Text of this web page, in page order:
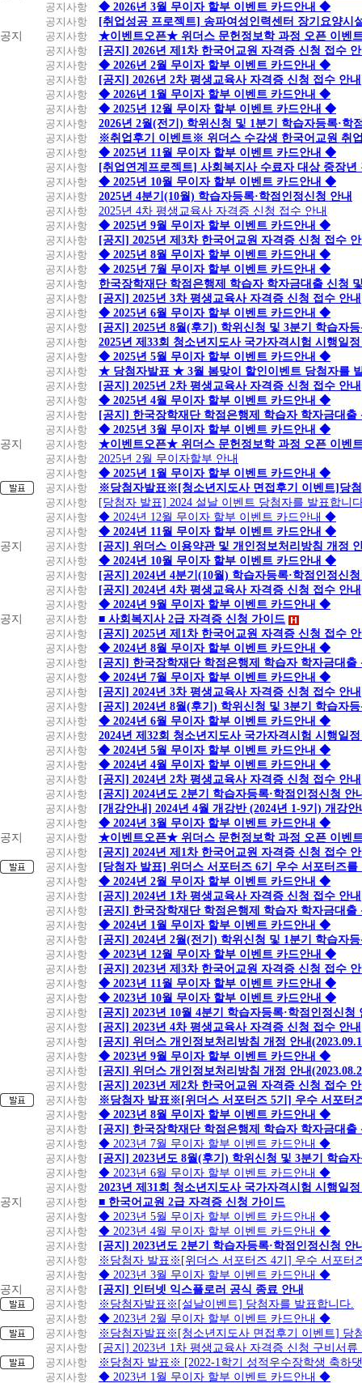
공지사항
◆ 2026년 3월 무이자 할부 이벤트 카드안내 ◆
공지사항
[취업성공 프로젝트] 송파여성인력센터 장기요양시
공지
공지사항
★이벤트오픈★ 위더스 문헌정보학 과정 오픈 이벤
공지사항
[공지] 2026년 제1차 한국어교원 자격증 신청 접수
공지사항
◆ 2026년 2월 무이자 할부 이벤트 카드안내 ◆
공지사항
[공지] 2026년 2차 평생교육사 자격증 신청 접수 안내
공지사항
◆ 2026년 1월 무이자 할부 이벤트 카드안내 ◆
공지사항
◆ 2025년 12월 무이자 할부 이벤트 카드안내 ◆
공지사항
2026년 2월(전기) 학위신청 및 1분기 학습자등록·학
공지사항
※취업후기 이벤트※ 위더스 수강생 한국어교원 취
공지사항
◆ 2025년 11월 무이자 할부 이벤트 카드안내 ◆
공지사항
[취업연계프로젝트] 사회복지사 수료자 대상 중장
공지사항
◆ 2025년 10월 무이자 할부 이벤트 카드안내 ◆
공지사항
2025년 4분기(10월) 학습자등록·학점인정신청 안내
공지사항
2025년 4차 평생교육사 자격증 신청 접수 안내
공지사항
◆ 2025년 9월 무이자 할부 이벤트 카드안내 ◆
공지사항
[공지] 2025년 제3차 한국어교원 자격증 신청 접수
공지사항
◆ 2025년 8월 무이자 할부 이벤트 카드안내 ◆
공지사항
◆ 2025년 7월 무이자 할부 이벤트 카드안내 ◆
공지사항
한국장학재단 학점은행제 학습자 학자금대출 신청
공지사항
[공지] 2025년 3차 평생교육사 자격증 신청 접수 안내
공지사항
◆ 2025년 6월 무이자 할부 이벤트 카드안내 ◆
공지사항
[공지] 2025년 8월(후기) 학위신청 및 3분기 학습자
공지사항
2025년 제33회 청소년지도사 국가자격시험 시행일
공지사항
◆ 2025년 5월 무이자 할부 이벤트 카드안내 ◆
공지사항
★ 당첨자발표 ★ 3월 봄맞이 할인이벤트 당첨자를
공지사항
[공지] 2025년 2차 평생교육사 자격증 신청 접수 안내
공지사항
◆ 2025년 4월 무이자 할부 이벤트 카드안내 ◆
공지사항
[공지] 한국장학재단 학점은행제 학습자 학자금대출
공지사항
◆ 2025년 3월 무이자 할부 이벤트 카드안내 ◆
공지
공지사항
★이벤트오픈★ 위더스 문헌정보학 과정 오픈 이벤
공지사항
2025년 2월 무이자할부 안내
공지사항
◆ 2025년 1월 무이자 할부 이벤트 카드안내 ◆
공지사항
※당첨자발표※[청소년지도사 면접후기 이벤트]당
공지사항
[당첨자 발표] 2024 설날 이벤트 당첨자를 발표합니
공지사항
◆ 2024년 12월 무이자 할부 이벤트 카드안내 ◆
공지사항
◆ 2024년 11월 무이자 할부 이벤트 카드안내 ◆
공지
공지사항
[공지] 위더스 이용약관 및 개인정보처리방침 개정
공지사항
◆ 2024년 10월 무이자 할부 이벤트 카드안내 ◆
공지사항
[공지] 2024년 4분기(10월) 학습자등록·학점인정신
공지사항
[공지] 2024년 4차 평생교육사 자격증 신청 접수 안내
공지사항
◆ 2024년 9월 무이자 할부 이벤트 카드안내 ◆
공지
공지사항
■ 사회복지사 2급 자격증 신청 가이드
공지사항
[공지] 2025년 제1차 한국어교원 자격증 신청 접수
공지사항
◆ 2024년 8월 무이자 할부 이벤트 카드안내 ◆
공지사항
[공지] 한국장학재단 학점은행제 학습자 학자금대출
공지사항
◆ 2024년 7월 무이자 할부 이벤트 카드안내 ◆
공지사항
[공지] 2024년 3차 평생교육사 자격증 신청 접수 안내
공지사항
[공지] 2024년 8월(후기) 학위신청 및 3분기 학습자
공지사항
◆ 2024년 6월 무이자 할부 이벤트 카드안내 ◆
공지사항
2024년 제32회 청소년지도사 국가자격시험 시행일
공지사항
◆ 2024년 5월 무이자 할부 이벤트 카드안내 ◆
공지사항
◆ 2024년 4월 무이자 할부 이벤트 카드안내 ◆
공지사항
[공지] 2024년 2차 평생교육사 자격증 신청 접수 안내
공지사항
[공지] 2024년도 2분기 학습자등록·학점인정신청 안
공지사항
[개강안내] 2024년 4월 개강반 (2024년 1-9기) 개강안
공지사항
◆ 2024년 3월 무이자 할부 이벤트 카드안내 ◆
공지
공지사항
★이벤트오픈★ 위더스 문헌정보학 과정 오픈 이벤
공지사항
[공지] 2024년 제1차 한국어교원 자격증 신청 접수
공지사항
[당첨자 발표] 위더스 서포터즈 6기 우수 서포터즈를
공지사항
◆ 2024년 2월 무이자 할부 이벤트 카드안내 ◆
공지사항
[공지] 2024년 1차 평생교육사 자격증 신청 접수 안내
공지사항
[공지] 한국장학재단 학점은행제 학습자 학자금대출
공지사항
◆ 2024년 1월 무이자 할부 이벤트 카드안내 ◆
공지사항
[공지] 2024년 2월(전기) 학위신청 및 1분기 학습자
공지사항
◆ 2023년 12월 무이자 할부 이벤트 카드안내 ◆
공지사항
[공지] 2023년 제3차 한국어교원 자격증 신청 접수
공지사항
◆ 2023년 11월 무이자 할부 이벤트 카드안내 ◆
공지사항
◆ 2023년 10월 무이자 할부 이벤트 카드안내 ◆
공지사항
[공지] 2023년 10월 4분기 학습자등록·학점인정신청
공지사항
[공지] 2023년 4차 평생교육사 자격증 신청 접수 안내
공지사항
[공지] 위더스 개인정보처리방침 개정 안내
공지사항
◆ 2023년 9월 무이자 할부 이벤트 카드안내 ◆
공지사항
[공지] 위더스 개인정보처리방침 개정 안내
공지사항
[공지] 2023년 제2차 한국어교원 자격증 신청 접수
공지사항
※당첨자 발표※[위더스 서포터즈 5기] 우수 서포터
공지사항
◆ 2023년 8월 무이자 할부 이벤트 카드안내 ◆
공지사항
[공지] 한국장학재단 학점은행제 학습자 학자금대출
공지사항
◆ 2023년 7월 무이자 할부 이벤트 카드안내 ◆
공지사항
[공지] 2023년도 8월(후기) 학위신청 및 3분기 학습
공지사항
◆ 2023년 6월 무이자 할부 이벤트 카드안내 ◆
공지사항
2023년 제31회 청소년지도사 국가자격시험 시행일
공지
공지사항
■ 한국어교원 2급 자격증 신청 가이드
공지사항
◆ 2023년 5월 무이자 할부 이벤트 카드안내 ◆
공지사항
◆ 2023년 4월 무이자 할부 이벤트 카드안내 ◆
공지사항
[공지] 2023년도 2분기 학습자등록·학점인정신청 안
공지사항
※당첨자 발표※[위더스 서포터즈 4기] 우수 서포터
공지사항
◆ 2023년 3월 무이자 할부 이벤트 카드안내 ◆
공지
공지사항
[공지] 인터넷 익스플로러 공식 종료 안내
공지사항
※당첨자발표※[설날이벤트] 당첨자를 발표합니다.
공지사항
◆ 2023년 2월 무이자 할부 이벤트 카드안내 ◆
공지사항
※당첨자발표※[청소년지도사 면접후기 이벤트] 당
공지사항
[공지] 2023년 1차 평생교육사 자격증 신청 구비서류
공지사항
※당첨자 발표※ [2022-1학기 성적우수장학생 축하
공지사항
◆ 2023년 1월 무이자 할부 이벤트 카드안내 ◆